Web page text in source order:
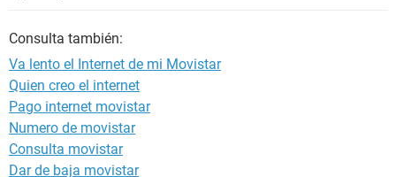
Consulta también:
Va lento el Internet de mi Movistar
Quien creo el internet
Pago internet movistar
Numero de movistar
Consulta movistar
Dar de baja movistar